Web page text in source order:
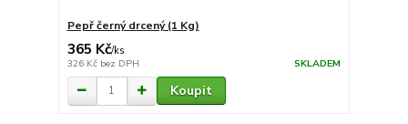
Pepř černý drcený (1 Kg)
365 Kč/ks
326 Kč bez DPH SKLADEM
Koupit